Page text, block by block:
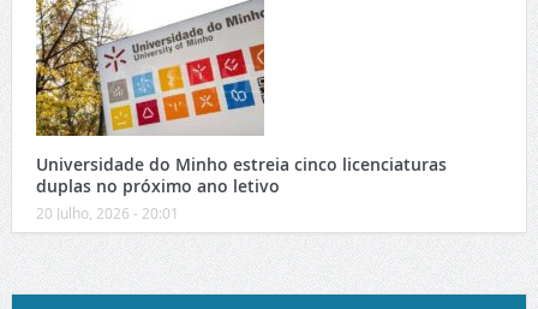
Universidade do Minho estreia cinco licenciaturas
duplas no próximo ano letivo
20 Julho, 2026 - 20:01